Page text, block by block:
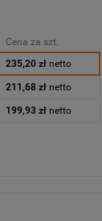
Cena za szt.
235,20 zł netto
211,68 zł netto
199,93 zł netto